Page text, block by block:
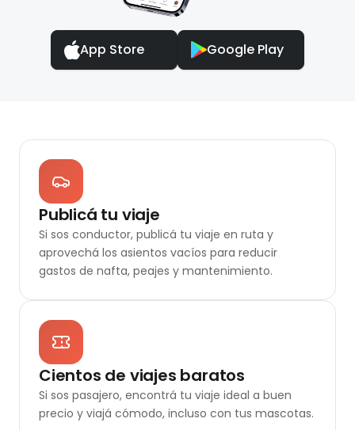
App Store Google Play
Publicá tu viaje
Si sos conductor, publicá tu viaje en ruta y
aprovechá los asientos vacíos para reducir
gastos de nafta, peajes y mantenimiento.
Cientos de viajes baratos
Si sos pasajero, encontrá tu viaje ideal a buen
precio y viajá cómodo, incluso con tus mascotas.